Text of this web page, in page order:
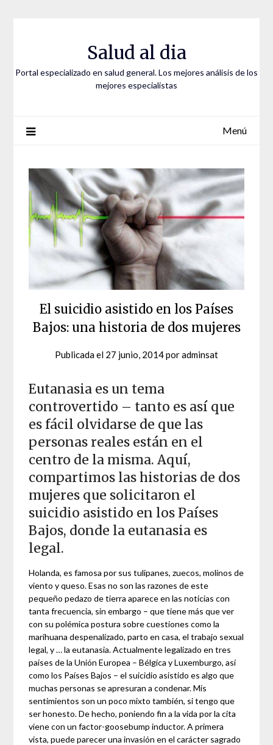
Salud al dia
Portal especializado en salud general. Los mejores análisis de los
mejores especialistas
Menú
El suicidio asistido en los Países
Bajos: una historia de dos mujeres
Publicada el 27 junio, 2014poradminsat
Eutanasia es un tema
controvertido – tanto es así que
es fácil olvidarse de que las
personas reales están en el
centro de la misma. Aquí,
compartimos las historias de dos
mujeres que solicitaron el
suicidio asistido en los Países
Bajos, donde la eutanasia es
legal.
Holanda, es famosa por sus tulipanes, zuecos, molinos de
viento y queso. Esas no son las razones de este
pequeño pedazo de tierra aparece en las noticias con
tanta frecuencia, sin embargo – que tiene más que ver
con su polémica postura sobre cuestiones como la
marihuana despenalizado, parto en casa, el trabajo sexual
legal, y … la eutanasia. Actualmente legalizado en tres
países de la Unión Europea – Bélgica y Luxemburgo, así
como los Países Bajos – el suicidio asistido es algo que
muchas personas se apresuran a condenar. Mis
sentimientos son un poco mixto también, si tengo que
ser honesto. De hecho, poniendo fin a la vida por la cita
viene con un factor-goosebump inductor. A primera
vista, puede parecer una invasión en el carácter sagrado